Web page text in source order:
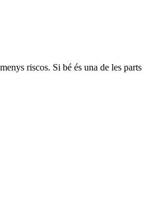
riscos. Si bé és una de les parts